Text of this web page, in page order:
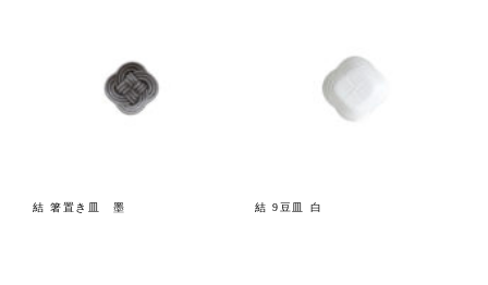
結 箸置き皿 墨 結 9豆皿 白